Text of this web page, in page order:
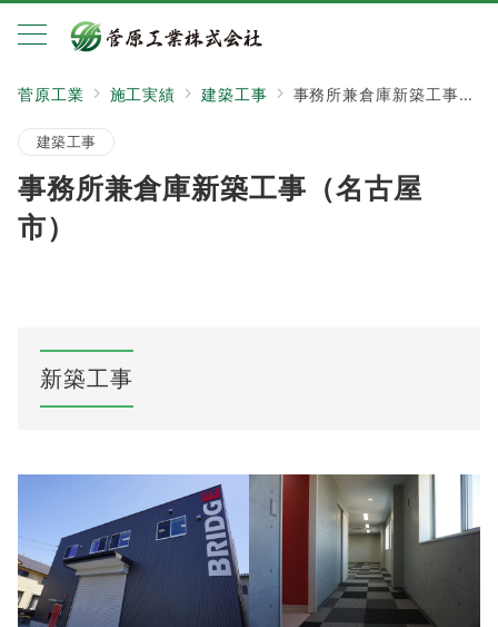
菅原工業 施工実績 建築工事 事務所兼倉庫新築工事（名古屋市）
建築工事
事務所兼倉庫新築工事（名古屋
市）
新築工事